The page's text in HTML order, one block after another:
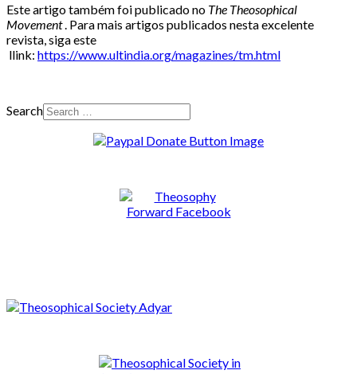
Este artigo também foi publicado no The Theosophical
Movement. Para mais artigos publicados nesta excelente
revista, siga este
llink: https://www.ultindia.org/magazines/tm.html
Search